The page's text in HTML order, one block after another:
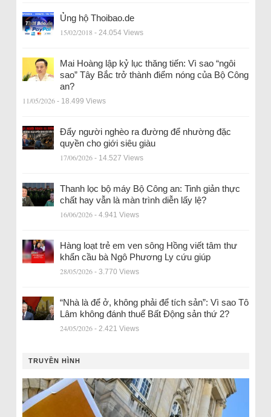
Ủng hộ Thoibao.de
15/02/2018 - 24.054 Views
Mai Hoàng lập kỷ lục thăng tiến: Vì sao “ngôi
sao” Tây Bắc trở thành điểm nóng của Bộ Công
an?
11/05/2026 - 18.499 Views
Đẩy người nghèo ra đường để nhường đặc
quyền cho giới siêu giàu
17/06/2026 - 14.527 Views
Thanh lọc bộ máy Bộ Công an: Tinh giản thực
chất hay vẫn là màn trình diễn lấy lệ?
16/06/2026 - 4.941 Views
Hàng loạt trẻ em ven sông Hồng viết tâm thư
khẩn cầu bà Ngô Phương Ly cứu giúp
28/05/2026 - 3.770 Views
“Nhà là để ở, không phải để tích sản”: Vì sao Tô
Lâm không đánh thuế Bất Động sản thứ 2?
24/05/2026 - 2.421 Views
TRUYỀN HÌNH